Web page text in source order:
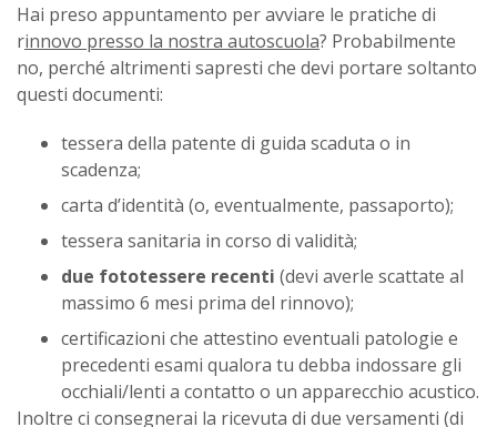
Hai preso appuntamento per avviare le pratiche di
rinnovo presso la nostra autoscuola? Probabilmente
no, perché altrimenti sapresti che devi portare soltanto
questi documenti:
tessera della patente di guida scaduta o in
scadenza;
carta d’identità (o, eventualmente, passaporto);
tessera sanitaria in corso di validità;
due fototessere recenti (devi averle scattate al
massimo 6 mesi prima del rinnovo);
certificazioni che attestino eventuali patologie e
precedenti esami qualora tu debba indossare gli
occhiali/lenti a contatto o un apparecchio acustico.
Inoltre ci consegnerai la ricevuta di due versamenti (di